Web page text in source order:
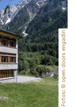
Fotos: © open doors engadin